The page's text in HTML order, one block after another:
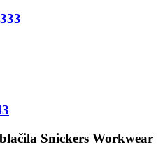
Snickers Workwear